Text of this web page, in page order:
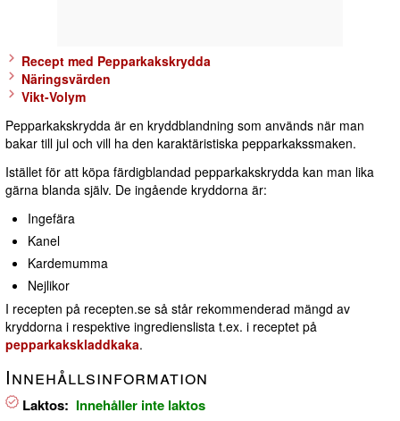
Recept med Pepparkakskrydda
Näringsvärden
Vikt-Volym
Pepparkakskrydda är en kryddblandning som används när man
bakar till jul och vill ha den karaktäristiska pepparkakssmaken.
Istället för att köpa färdigblandad pepparkakskrydda kan man lika
gärna blanda själv. De ingående kryddorna är:
Ingefära
Kanel
Kardemumma
Nejlikor
I recepten på recepten.se så står rekommenderad mängd av
kryddorna i respektive ingredienslista t.ex. i receptet på
pepparkakskladdkaka.
Innehållsinformation
Laktos: Innehåller inte laktos